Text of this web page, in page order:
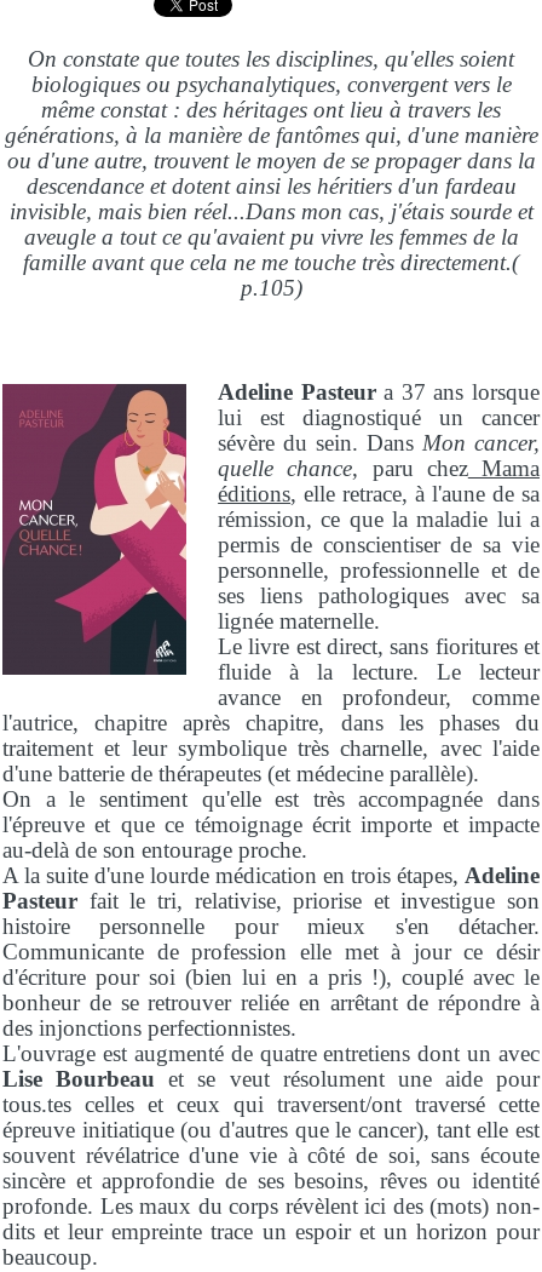
On constate que toutes les disciplines, qu'elles soient
biologiques ou psychanalytiques, convergent vers le
même constat : des héritages ont lieu à travers les
générations, à la manière de fantômes qui, d'une manière
ou d'une autre, trouvent le moyen de se propager dans la
descendance et dotent ainsi les héritiers d'un fardeau
invisible, mais bien réel...Dans mon cas, j'étais sourde et
aveugle a tout ce qu'avaient pu vivre les femmes de la
famille avant que cela ne me touche très directement.(
p.105)
Adeline Pasteura 37 ans lorsque
lui est diagnostiqué un cancer
sévère du sein. DansMon cancer,
quelle chance, paru chezMama
éditions, elle retrace, à l'aune de sa
rémission, ce que la maladie lui a
permis de conscientiser de sa vie
personnelle, professionnelle et de
ses liens pathologiques avec sa
lignée maternelle.
Le livre est direct, sans fioritures et
fluide à la lecture. Le lecteur
avance en profondeur, comme
l'autrice, chapitre après chapitre, dans les phases du
traitement et leur symbolique très charnelle, avec l'aide
d'une batterie de thérapeutes (et médecine parallèle).
On a le sentiment qu'elle est très accompagnée dans
l'épreuve et que ce témoignage écrit importe et impacte
au-delà de son entourage proche.
A la suite d'une lourde médication en trois étapes, Adeline
Pasteur fait le tri, relativise, priorise et investigue son
histoire personnelle pour mieux s'en détacher.
Communicante de profession elle met à jour ce désir
d'écriture pour soi (bien lui en a pris !), couplé avec le
bonheur de se retrouver reliée en arrêtant de répondre à
des injonctions perfectionnistes.
L'ouvrage est augmenté de quatre entretiens dont un avec
Lise Bourbeau et se veut résolument une aide pour
tous.tes celles et ceux qui traversent/ont traversé cette
épreuve initiatique (ou d'autres que le cancer), tant elle est
souvent révélatrice d'une vie à côté de soi, sans écoute
sincère et approfondie de ses besoins, rêves ou identité
profonde. Les maux du corps révèlent ici des (mots) non-
dits et leur empreinte trace un espoir et un horizon pour
beaucoup.